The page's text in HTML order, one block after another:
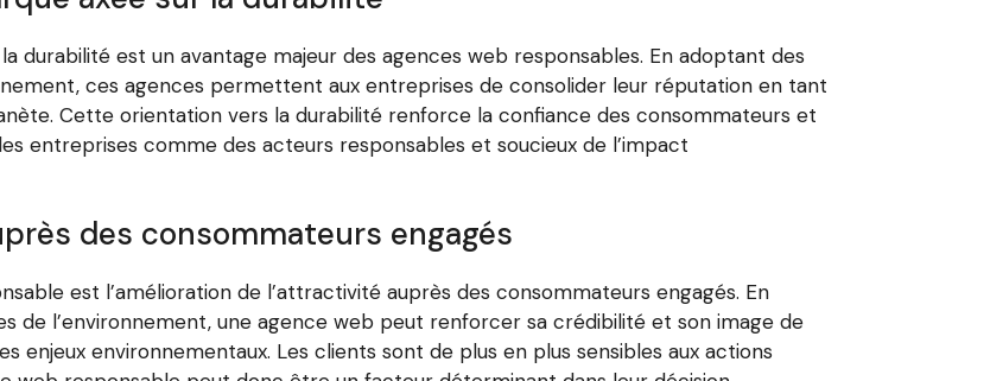
durabilité est un avantage majeur des agences web responsables. En adoptant des
ces agences permettent aux entreprises de consolider leur réputation en tant
Cette orientation vers la durabilité renforce la confiance des consommateurs et
entreprises comme des acteurs responsables et soucieux de l’impact
des consommateurs engagés
est l’amélioration de l’attractivité auprès des consommateurs engagés. En
de l’environnement, une agence web peut renforcer sa crédibilité et son image de
enjeux environnementaux. Les clients sont de plus en plus sensibles aux actions